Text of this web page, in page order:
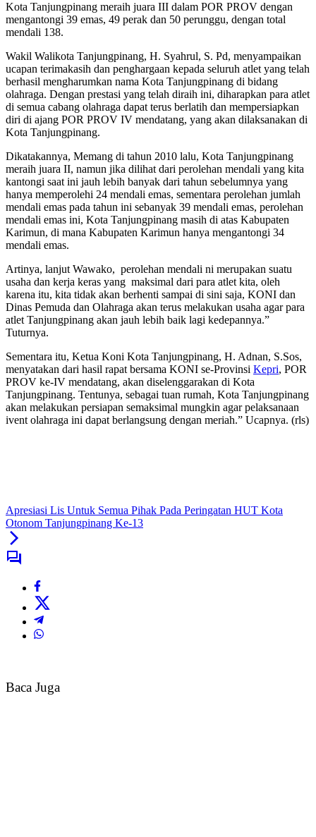
Kota Tanjungpinang meraih juara III dalam POR PROV dengan
mengantongi 39 emas, 49 perak dan 50 perunggu, dengan total
mendali 138.
Wakil Walikota Tanjungpinang, H. Syahrul, S. Pd, menyampaikan
ucapan terimakasih dan penghargaan kepada seluruh atlet yang telah
berhasil mengharumkan nama Kota Tanjungpinang di bidang
olahraga. Dengan prestasi yang telah diraih ini, diharapkan para atlet
di semua cabang olahraga dapat terus berlatih dan mempersiapkan
diri di ajang POR PROV IV mendatang, yang akan dilaksanakan di
Kota Tanjungpinang.
Dikatakannya, Memang di tahun 2010 lalu, Kota Tanjungpinang
meraih juara II, namun jika dilihat dari perolehan mendali yang kita
kantongi saat ini jauh lebih banyak dari tahun sebelumnya yang
hanya memperolehi 24 mendali emas, sementara perolehan jumlah
mendali emas pada tahun ini sebanyak 39 mendali emas, perolehan
mendali emas ini, Kota Tanjungpinang masih di atas Kabupaten
Karimun, di mana Kabupaten Karimun hanya mengantongi 34
mendali emas.
Artinya, lanjut Wawako, perolehan mendali ni merupakan suatu
usaha dan kerja keras yang maksimal dari para atlet kita, oleh
karena itu, kita tidak akan berhenti sampai di sini saja, KONI dan
Dinas Pemuda dan Olahraga akan terus melakukan usaha agar para
atlet Tanjungpinang akan jauh lebih baik lagi kedepannya.”
Tuturnya.
Sementara itu, Ketua Koni Kota Tanjungpinang, H. Adnan, S.Sos,
menyatakan dari hasil rapat bersama KONI se-Provinsi Kepri, POR
PROV ke-IV mendatang, akan diselenggarakan di Kota
Tanjungpinang. Tentunya, sebagai tuan rumah, Kota Tanjungpinang
akan melakukan persiapan semaksimal mungkin agar pelaksanaan
ivent olahraga ini dapat berlangsung dengan meriah.” Ucapnya. (rls)
Apresiasi Lis Untuk Semua Pihak Pada Peringatan HUT Kota
Otonom Tanjungpinang Ke-13
Baca Juga